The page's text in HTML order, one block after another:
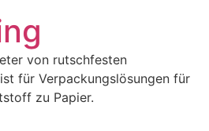
von rutschfesten
für Verpackungslösungen für
zu Papier.